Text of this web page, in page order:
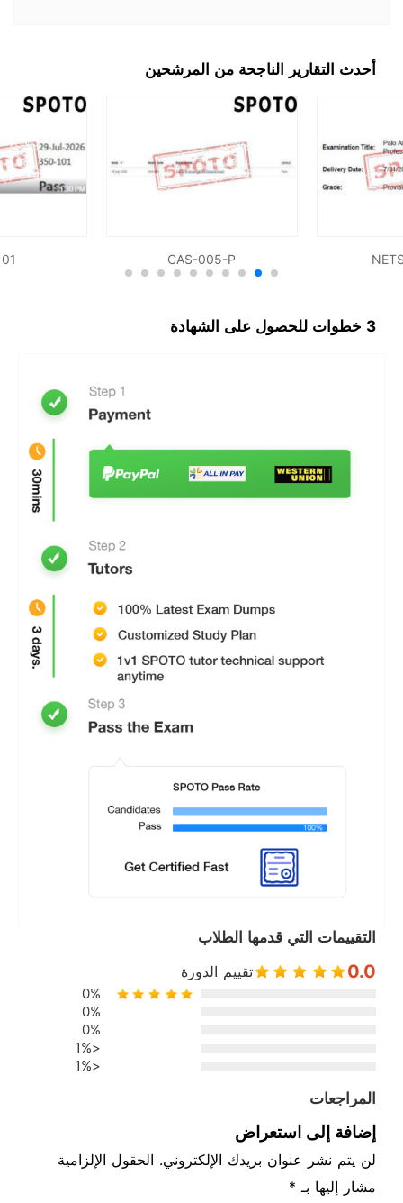
أحدث التقارير الناجحة من المرشحين
CAS-005-P
3 خطوات للحصول على الشهادة
التقييمات التي قدمها الطلاب
0.0 تقييم الدورة
0%
0%
0%
<1%
<1%
المراجعات
إضافة إلى استعراض
لن يتم نشر عنوان بريدك الإلكتروني. الحقول الإلزامية
مشار إليها بـ *